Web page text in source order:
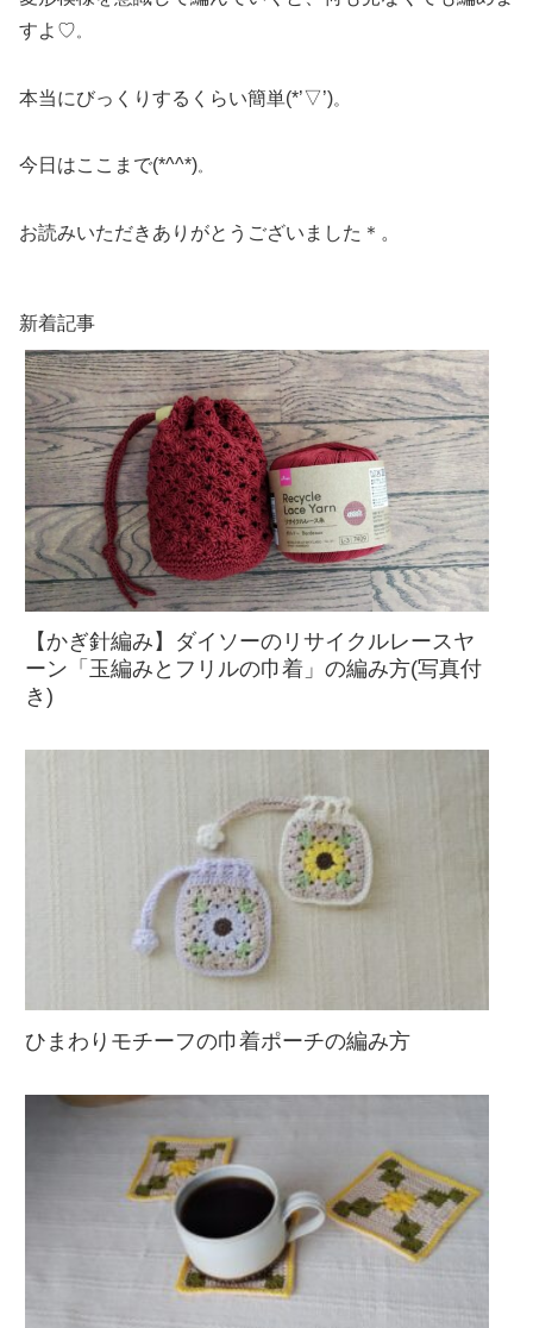
すよ♡ 。
本当にびっくりするくらい簡単(*’▽’)。
今日はここまで(*^^*)。
お読みいただきありがとうございました＊。
新着記事
【かぎ針編み】ダイソーのリサイクルレースヤ
ーン「玉編みとフリルの巾着」の編み方(写真付
き)
ひまわりモチーフの巾着ポーチの編み方